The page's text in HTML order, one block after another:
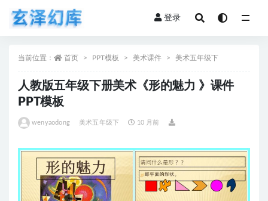
登录
当前位置： 首页 PPT模板 美术课件 美术五年级下
人教版五年级下册美术《形的魅力 》课件
PPT模板
wenyaodong 美术五年级下 10 月前